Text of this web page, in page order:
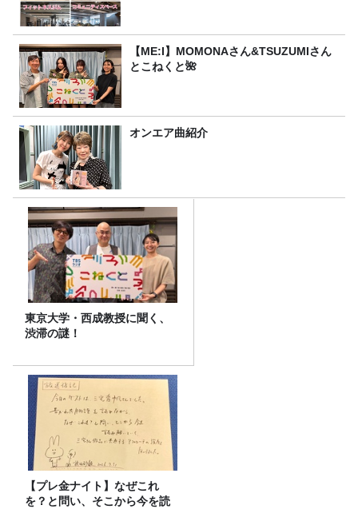
【ME:I】MOMONAさん&TSUZUMIさん
とこねくと🌺
オンエア曲紹介
東京大学・西成教授に聞く、
渋滞の謎！
【プレ金ナイト】なぜこれ
を？と問い、そこから今を読